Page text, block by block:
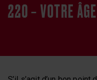
220 – VOTRE ÂGE